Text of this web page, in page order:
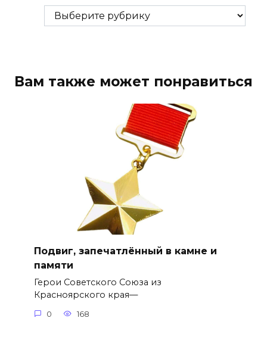
Рубрики
Вам также может понравиться
Подвиг, запечатлённый в камне и
памяти
Герои Советского Союза из
Красноярского края—
0 168